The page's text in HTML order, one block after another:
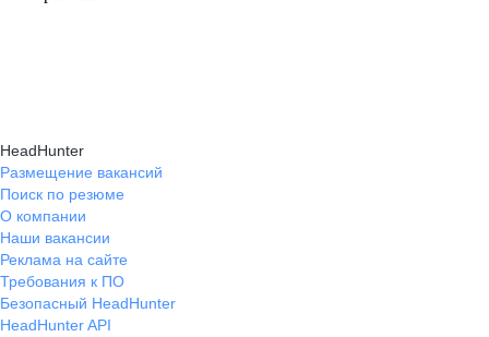
HeadHunter
Размещение вакансий
Поиск по резюме
О компании
Наши вакансии
Реклама на сайте
Требования к ПО
Безопасный HeadHunter
HeadHunter API